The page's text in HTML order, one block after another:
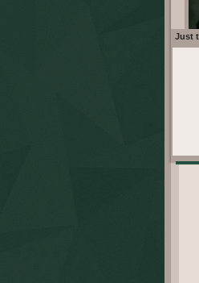
Just